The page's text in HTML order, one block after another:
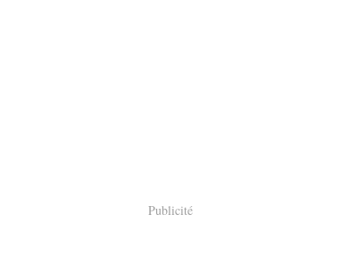
Publicité